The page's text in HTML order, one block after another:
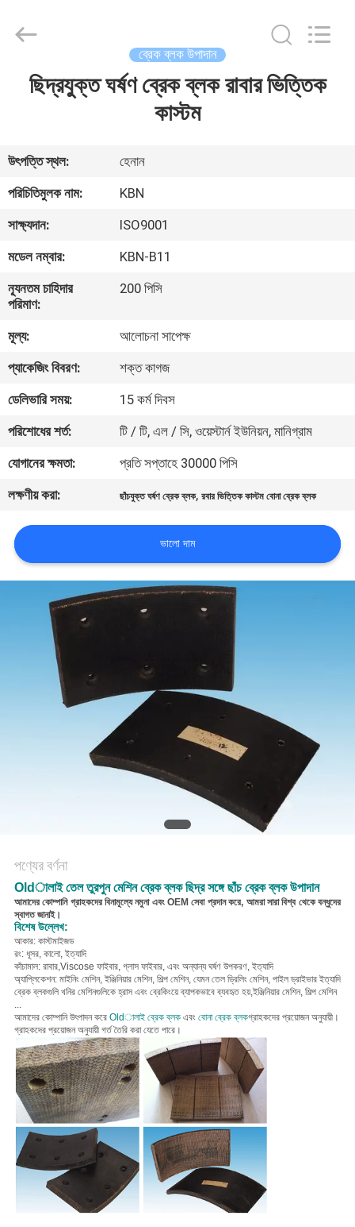
বাড়ি
আমাদের
সম্পর্কে
কারখানা
ভ্রমণ
মান
নিয়ন্ত্রণ
যোগাযোগ
করুন
উদ্ধৃতির
জন্য
আবেদন
PRIVACY
Reserved.
ব্রেক ব্লক উপাদান
ছিদ্রযুক্ত ঘর্ষণ ব্রেক ব্লক রাবার ভিত্তিক
কাস্টম
উৎপত্তি স্থল:
হেনান
পরিচিতিমুলক নাম:
KBN
সাক্ষ্যদান:
ISO9001
মডেল নম্বার:
KBN-B11
ন্যূনতম চাহিদার
পরিমাণ:
200 পিসি
মূল্য:
আলোচনা সাপেক্ষ
প্যাকেজিং বিবরণ:
শক্ত কাগজ
ডেলিভারি সময়:
15 কর্ম দিবস
পরিশোধের শর্ত:
টি / টি, এল / সি, ওয়েস্টার্ন ইউনিয়ন, মানিগ্রাম
যোগানের ক্ষমতা:
প্রতি সপ্তাহে 30000 পিসি
লক্ষণীয় করা:
ছাঁচযুক্ত ঘর্ষণ ব্রেক ব্লক,রবার ভিত্তিক কাস্টম বোনা ব্রেক ব্লক
ভালো দাম
পণ্যের বর্ণনা
Oldালাই তেল তুরপুন মেশিন ব্রেক ব্লক ছিদ্র সঙ্গে ছাঁচ ব্রেক ব্লক উপাদান
আমাদের কোম্পানি গ্রাহকদের বিনামূল্যে নমুনা এবং OEM সেবা প্রদান করে, আমরা সারা বিশ্ব থেকে বন্ধুদের
স্বাগত জানাই।
বিশেষ উল্লেখ:
আকার: কাস্টমাইজড
রং: ধূসর, কালো, ইত্যাদি
কাঁচামাল: রাবার,Viscose ফাইবার, গ্লাস ফাইবার, এবং অন্যান্য ঘর্ষণ উপকরণ, ইত্যাদি
অ্যাপ্লিকেশন: মাইনিং মেশিন, ইঞ্জিনিয়ার মেশিন, শিল্প মেশিন, যেমন তেল ড্রিলিং মেশিন, পাইল ড্রাইভার ইত্যাদি
ব্রেক ব্লকগুলি খনির মেশিনগুলিকে হ্রাস এবং ব্রেকিংয়ে ব্যাপকভাবে ব্যবহৃত হয়,ইঞ্জিনিয়ার মেশিন, শিল্প মেশিন
...
আমাদের কোম্পানি উৎপাদন করে Oldালাই ব্রেক ব্লকএবং বোনা ব্রেক ব্লকগ্রাহকদের প্রয়োজন অনুযায়ী।
গ্রাহকদের প্রয়োজন অনুযায়ী গর্ত তৈরি করা যেতে পারে।